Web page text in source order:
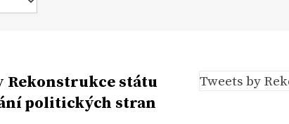
Rekonstrukce státu
politických stran
Tweets by